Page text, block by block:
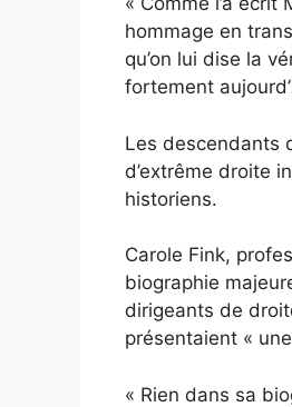
hommage en
qu’on lui dise la
fortement
Les descendants
d’extrême droite
historiens.
Carole Fink,
biographie
dirigeants de
présentaient «
« Rien dans sa